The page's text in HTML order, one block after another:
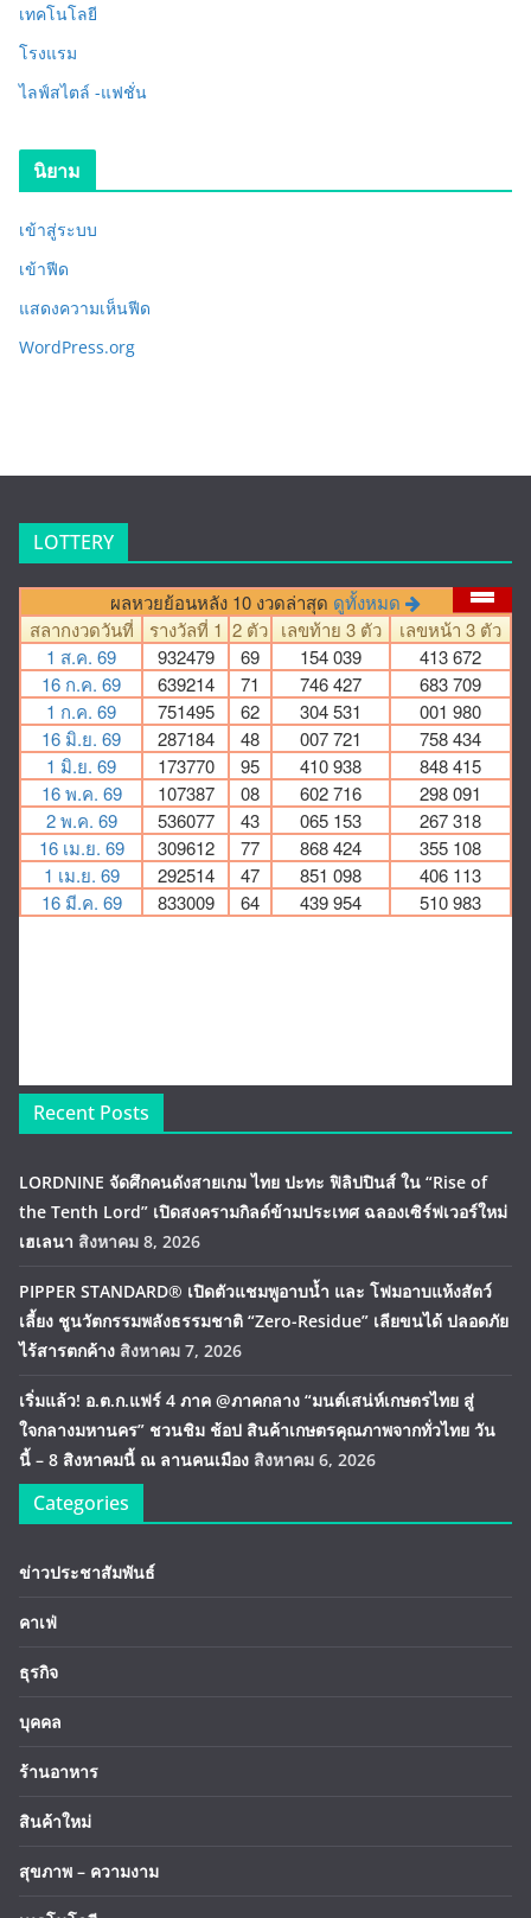
เทคโนโลยี
โรงแรม
ไลฟ์สไตล์ -แฟชั่น
นิยาม
เข้าสู่ระบบ
เข้าฟีด
แสดงความเห็นฟีด
WordPress.org
LOTTERY
Recent Posts
LORDNINE จัดศึกคนดังสายเกม ไทย ปะทะ ฟิลิปปินส์ ใน “Rise of
the Tenth Lord” เปิดสงครามกิลด์ข้ามประเทศ ฉลองเซิร์ฟเวอร์ใหม่
เฮเลนา สิงหาคม 8, 2026
PIPPER STANDARD® เปิดตัวแชมพูอาบน้ำ และ โฟมอาบแห้งสัตว์
เลี้ยง ชูนวัตกรรมพลังธรรมชาติ “Zero-Residue” เลียขนได้ ปลอดภัย
ไร้สารตกค้าง สิงหาคม 7, 2026
เริ่มแล้ว! อ.ต.ก.แฟร์ 4 ภาค @ภาคกลาง “มนต์เสน่ห์เกษตรไทย สู่
ใจกลางมหานคร” ชวนชิม ช้อป สินค้าเกษตรคุณภาพจากทั่วไทย วัน
นี้ – 8 สิงหาคมนี้ ณ ลานคนเมือง สิงหาคม 6, 2026
Categories
ข่าวประชาสัมพันธ์
คาเฟ่
ธุรกิจ
บุคคล
ร้านอาหาร
สินค้าใหม่
สุขภาพ – ความงาม